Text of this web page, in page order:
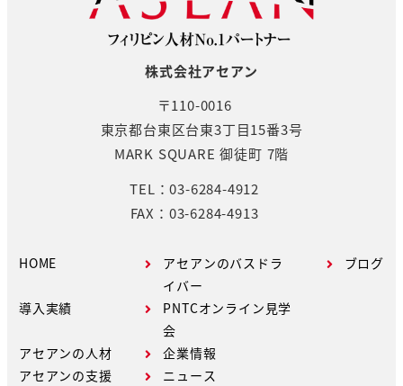
株式会社アセアン
〒110-0016
東京都台東区台東3丁目15番3号
MARK SQUARE 御徒町 7階
TEL：03-6284-4912
FAX：03-6284-4913
HOME
導入実績
アセアンの人材
アセアンの支援
アセアンのバスドラ
イバー
PNTCオンライン見学
会
企業情報
ニュース
ブログ